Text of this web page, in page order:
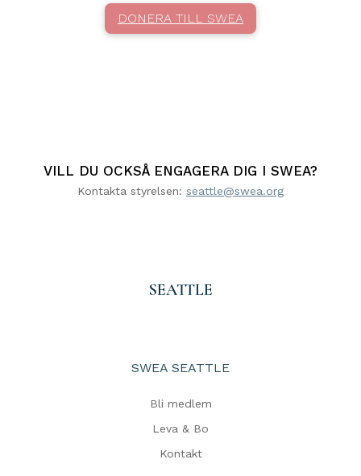
DONERA TILL SWEA
VILL DU OCKSÅ ENGAGERA DIG I SWEA?
Kontakta styrelsen: seattle@swea.org
SEATTLE
SWEA SEATTLE
Bli medlem
Leva & Bo
Kontakt